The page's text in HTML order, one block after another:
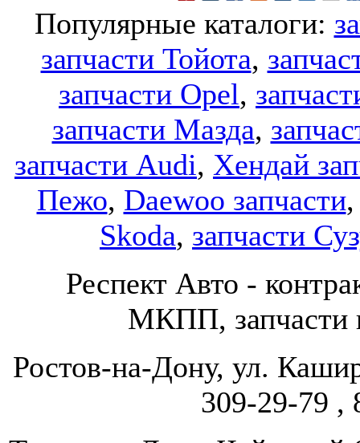
Популярные каталоги:
запчасти Тойота,
запчасти Opel,
запчасти Мазда,
запчасти Audi, Хендай
Пежо, Daewoo запчасти
Skoda, запчасти
Респект Авто -
МКПП, запчасти
Ростов-на-Дону, ул.
309-29-79 ,